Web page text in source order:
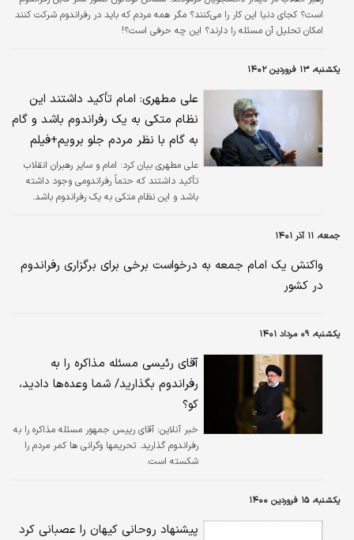
است؟ کجای دنیا این کار را می‌کنند؟ مگر همه مردم که باید در رفراندوم شرکت کنند
امکان تحلیل آن مسئله را دارند؟ این چه حرفی است؟!
یکشنبه، ۱۳ فروردین ۱۴۰۲
علی مطهری: امام تأکید داشتند این
نظام متکی به یک رفراندوم باشد و گام
به گام با نظر مردم جلو برویم+فیلم
علی مطهری بیان کرد: امام و سایر رهبران انقلاب
تأکید داشتند که حتماً رفراندومی وجود داشته
باشد و این نظام متکی به یک رفراندوم باشد.
جمعه، ۱۱ آذر ۱۴۰۱
واکنش یک امام جمعه به درخواست برخی برای برگزاری رفراندوم
در کشور
یکشنبه، ۰۹ مرداد ۱۴۰۱
آقای رئیسی مسئله مذاکره را به
رفراندوم بگذارید/ شما وعده‌ها دادید،
کو؟
خبر آنلاین: آقای رییس جمهور مسئله مذاکره را به
رفراندوم گذارید. تحریمها وگرانی ها کمر مردم را
شکسته است.
یکشنبه، ۱۵ فروردین ۱۴۰۰
پیشنهاد روحانی کیهان را عصبانی کرد